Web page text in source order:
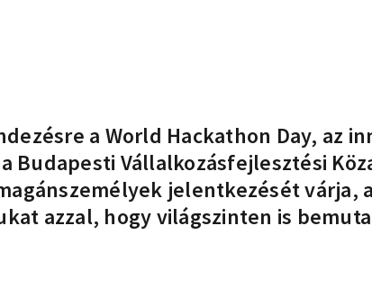
a World Hackathon Day, az
Budapesti Vállalkozásfejlesztési
jelentkezését várja,
azzal, hogy világszinten is